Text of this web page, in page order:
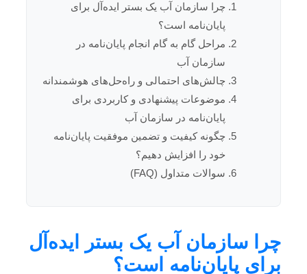
چرا سازمان آب یک بستر ایده‌آل برای
پایان‌نامه است؟
مراحل گام به گام انجام پایان‌نامه در
سازمان آب
چالش‌های احتمالی و راه‌حل‌های هوشمندانه
موضوعات پیشنهادی و کاربردی برای
پایان‌نامه در سازمان آب
چگونه کیفیت و تضمین موفقیت پایان‌نامه
خود را افزایش دهیم؟
سوالات متداول (FAQ)
چرا سازمان آب یک بستر ایده‌آل
برای پایان‌نامه است؟